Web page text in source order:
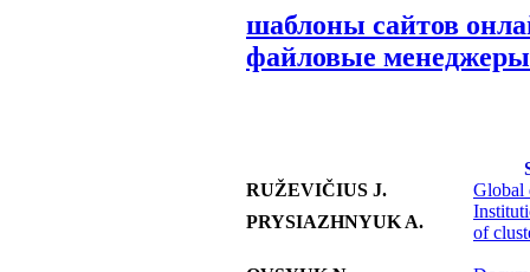
шаблоны сайтов
файловые
RUŽEVIČIUS J.
Global
PRYSIAZHNYUK A.
of